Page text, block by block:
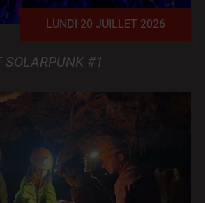
LUNDI 20 JUILLET 2026
SOLARPUNK #1